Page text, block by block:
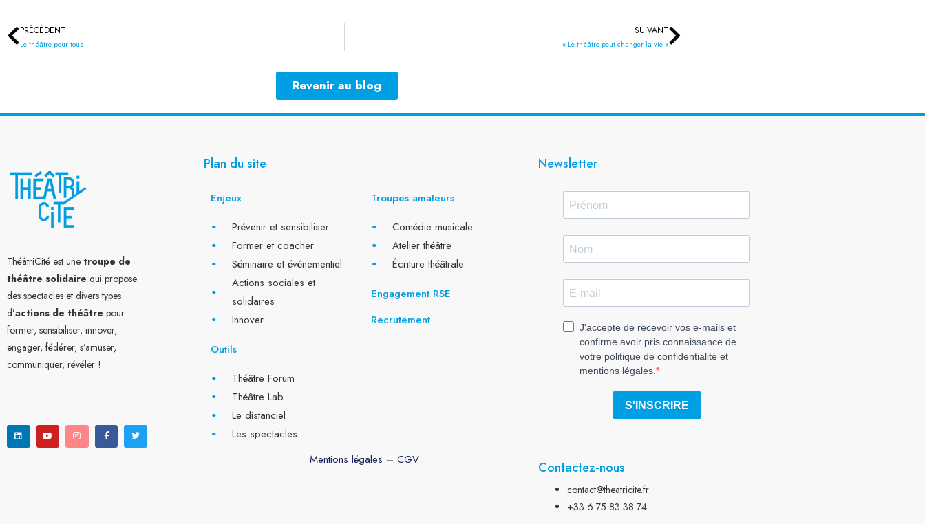
Précédent
PRÉCÉDENT
Le théâtre pour tous
SUIVANT
« Le théâtre peut changer la vie »Suivant
Revenir au blog
ThéâtriCité est une troupe de
théâtre solidaire qui propose
des spectacles et divers types
d’actions de théâtre pour
former, sensibiliser, innover,
engager, fédérer, s’amuser,
communiquer, révéler !
n
k
e
d
u
t
u
b
s
t
a
g
c
e
b
o
i
t
t
e
Plan du site
Enjeux
Prévenir et sensibiliser
Former et coacher
Séminaire et événementiel
Actions sociales et
solidaires
Innover
Outils
Théâtre Forum
Théâtre Lab
Le distanciel
Les spectacles
Troupes amateurs
Comédie musicale
Atelier théâtre
Écriture théâtrale
Engagement RSE
Recrutement
Mentions légales – CGV
Newsletter
Contactez-nous
contact@theatricite.fr
+33 6 75 83 38 74